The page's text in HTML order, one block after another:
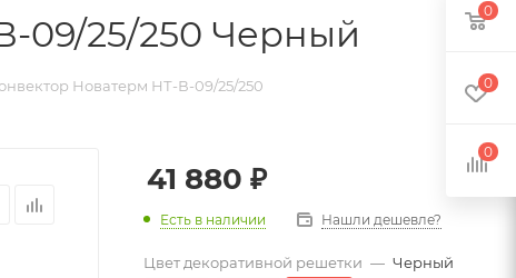
09/25/250 Черный
Новатерм НТ-В-09/25/250
41 880 ₽
Есть в наличии Нашли дешевле?
Цвет декоративной решетки — Черный
0
0
0